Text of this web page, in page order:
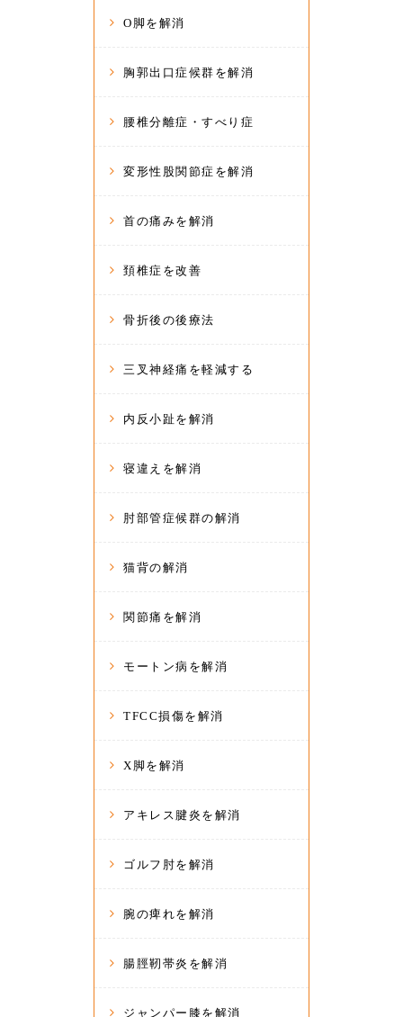
O脚を解消
胸郭出口症候群を解消
腰椎分離症・すべり症
変形性股関節症を解消
首の痛みを解消
頚椎症を改善
骨折後の後療法
三叉神経痛を軽減する
内反小趾を解消
寝違えを解消
肘部管症候群の解消
猫背の解消
関節痛を解消
モートン病を解消
TFCC損傷を解消
X脚を解消
アキレス腱炎を解消
ゴルフ肘を解消
腕の痺れを解消
腸脛靭帯炎を解消
ジャンパー膝を解消